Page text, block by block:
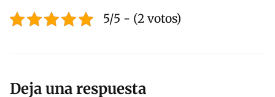
5/5 - (2 votos)
Deja una respuesta